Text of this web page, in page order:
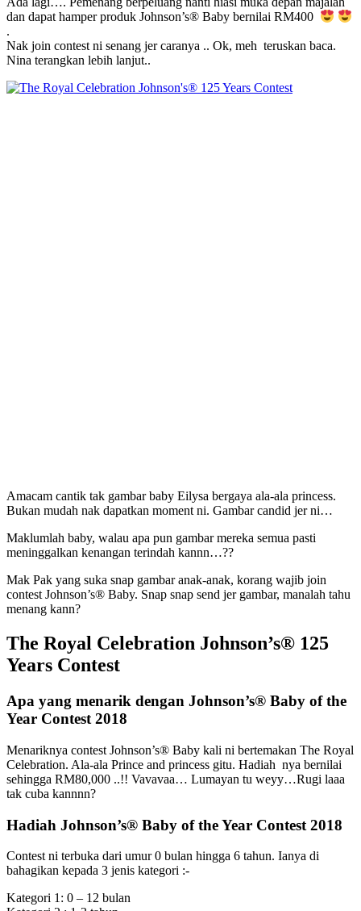
dan dapat hamper produk Johnson’s® Baby bernilai RM400
.
Nak join contest ni senang jer caranya .. Ok, meh teruskan baca.
Nina terangkan lebih lanjut..
Amacam cantik tak gambar baby Eilysa bergaya ala-ala princess.
Bukan mudah nak dapatkan moment ni. Gambar candid jer ni…
Maklumlah baby, walau apa pun gambar mereka semua pasti
meninggalkan kenangan terindah kannn…??
Mak Pak yang suka snap gambar anak-anak, korang wajib join
contest Johnson’s® Baby. Snap snap send jer gambar, manalah tahu
menang kann?
The Royal Celebration Johnson’s® 125
Years Contest
Apa yang menarik dengan Johnson’s® Baby of the
Year Contest 2018
Menariknya contest Johnson’s® Baby kali ni bertemakan The Royal
Celebration. Ala-ala Prince and princess gitu. Hadiah nya bernilai
sehingga RM80,000 ..!! Vavavaa… Lumayan tu weyy…Rugi laaa
tak cuba kannnn?
Hadiah Johnson’s® Baby of the Year Contest 2018
Contest ni terbuka dari umur 0 bulan hingga 6 tahun. Ianya di
bahagikan kepada 3 jenis kategori :-
Kategori 1: 0 – 12 bulan